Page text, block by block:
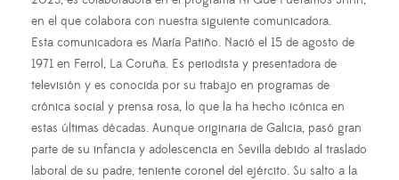
en el que colabora con nuestra siguiente comunicadora.
Esta comunicadora es María Patiño. Nació el 15 de agosto de
1971 en Ferrol, La Coruña. Es periodista y presentadora de
televisión y es conocida por su trabajo en programas de
crónica social y prensa rosa, lo que la ha hecho icónica en
estas últimas décadas. Aunque originaria de Galicia, pasó gran
parte de su infancia y adolescencia en Sevilla debido al traslado
laboral de su padre, teniente coronel del ejército. Su salto a la